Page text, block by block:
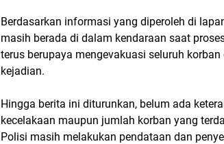
Berdasarkan informasi yang diperoleh di
masih berada di dalam kendaraan saat
terus berupaya mengevakuasi seluruh
kejadian.
Hingga berita ini diturunkan, belum ada
kecelakaan maupun jumlah korban yang
Polisi masih melakukan pendataan dan